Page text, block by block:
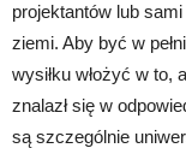
projektantów lub
ziemi. Aby być w
wysiłku włożyć w to,
znalazł się w
są szczególnie